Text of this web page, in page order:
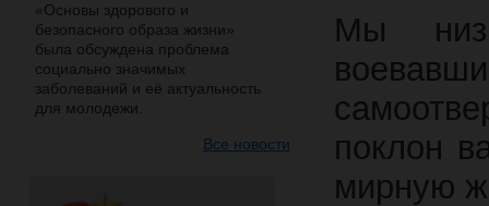
«Основы здорового и
безопасного образа жизни»
была обсуждена проблема
социально значимых
заболеваний и её актуальность
для молодежи.
Все новости
Мы
поклон
мирную